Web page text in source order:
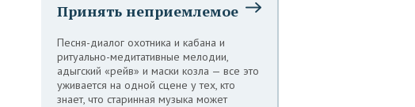
Принять неприемлемое
Песня-диалог охотника и кабана и
ритуально-медитативные мелодии,
адыгский «рейв» и маски козла — все это
уживается на одной сцене у тех, кто
знает, что старинная музыка может